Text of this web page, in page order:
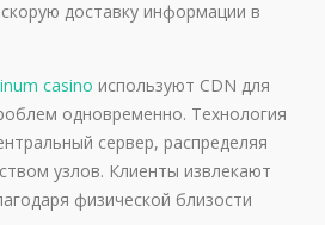
доставку информации в
casino используют CDN для
одновременно. Технология
сервер, распределяя
узлов. Клиенты извлекают
физической близости